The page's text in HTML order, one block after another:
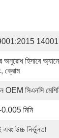
অনুরোধ হিসাবে
ক্রোম
OEM সিএনসি
মিমি
উচ্চ নির্ভুলতা